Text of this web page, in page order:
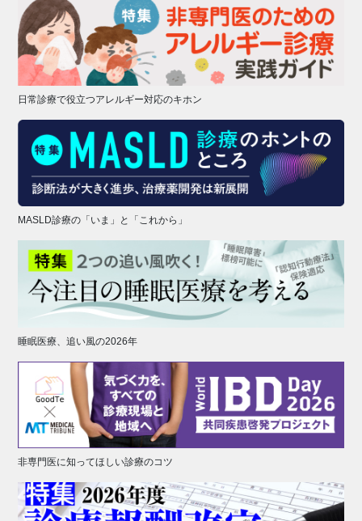
日常診療で役立つアレルギー対応のキホン
MASLD診療の「いま」と「これから」
睡眠医療、追い風の2026年
非専門医に知ってほしい診療のコツ